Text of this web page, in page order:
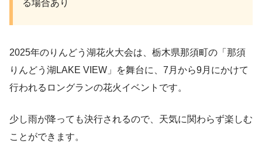
る場合あり
2025年のりんどう湖花火大会は、栃木県那須町の「那須
りんどう湖LAKE VIEW」を舞台に、7月から9月にかけて
行われるロングランの花火イベントです。
少し雨が降っても決行されるので、天気に関わらず楽しむ
ことができます。